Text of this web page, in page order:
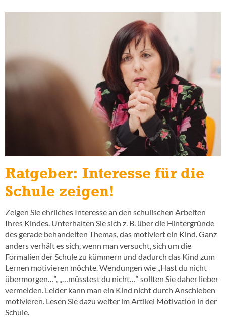
Ratgeber: Interesse für die
Schule zeigen!
Zeigen Sie ehrliches Interesse an den schulischen Arbeiten
Ihres Kindes. Unterhalten Sie sich z. B. über die Hintergründe
des gerade behandelten Themas, das motiviert ein Kind. Ganz
anders verhält es sich, wenn man versucht, sich um die
Formalien der Schule zu kümmern und dadurch das Kind zum
Lernen motivieren möchte. Wendungen wie „Hast du nicht
übermorgen…“, „…müsstest du nicht…“ sollten Sie daher lieber
vermeiden. Leider kann man ein Kind nicht durch Anschieben
motivieren. Lesen Sie dazu weiter im Artikel Motivation in der
Schule.